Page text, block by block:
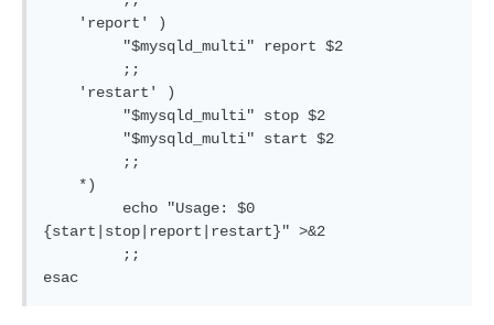
{start|stop|report|restart}" >&2
esac